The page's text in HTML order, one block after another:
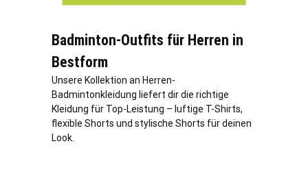
Badminton-Outfits für Herren in
Bestform
Unsere Kollektion an Herren-
Badmintonkleidung liefert dir die richtige
Kleidung für Top-Leistung – luftige T-Shirts,
flexible Shorts und stylische Shorts für deinen
Look.